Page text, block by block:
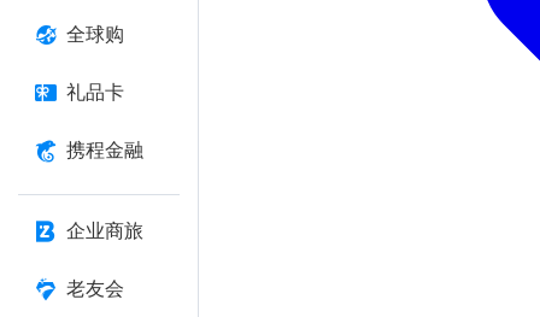
全球购
礼品卡
携程金融
企业商旅
老友会